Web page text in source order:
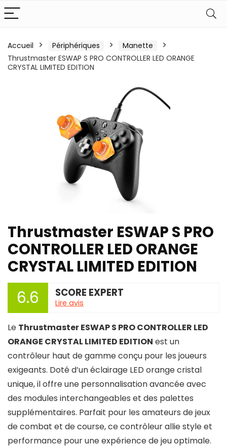
Accueil Périphériques
Manette
Thrustmaster ESWAP S PRO CONTROLLER LED ORANGE
CRYSTAL LIMITED EDITION
Thrustmaster ESWAP S PRO
CONTROLLER LED ORANGE
CRYSTAL LIMITED EDITION
6.6 SCORE EXPERT
Lire avis
Le Thrustmaster ESWAP S PRO CONTROLLER LED
ORANGE CRYSTAL LIMITED EDITION est un
contrôleur haut de gamme conçu pour les joueurs
exigeants. Doté d’un éclairage LED orange cristal
unique, il offre une personnalisation avancée avec
des modules interchangeables et des palettes
supplémentaires. Parfait pour les amateurs de jeux
de combat et de course, ce contrôleur allie style et
performance pour une expérience de jeu optimale.